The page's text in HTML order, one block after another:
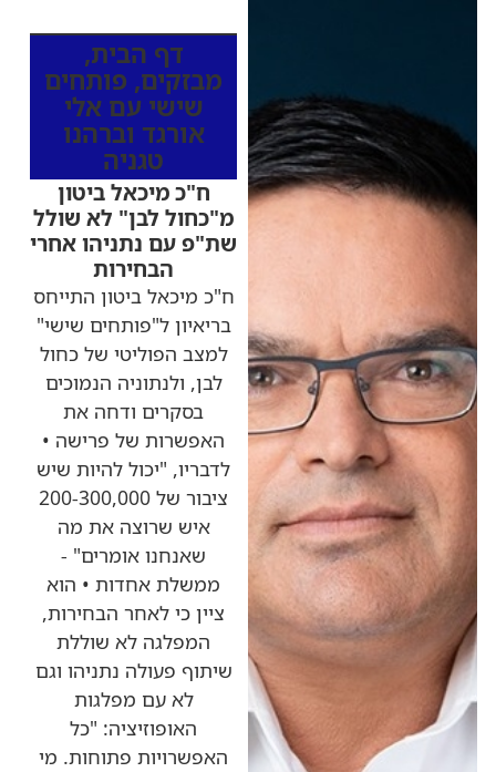
דף הבית,
מבזקים, פותחים
שישי עם אלי
אורגד וברהנו
טגניה
ח"כ מיכאל ביטון
מ"כחול לבן" לא שולל
שת"פ עם נתניהו אחרי
הבחירות
ח"כ מיכאל ביטון התייחס
בריאיון ל"פותחים שישי"
למצב הפוליטי של כחול
לבן, ולנתוניה הנמוכים
בסקרים ודחה את
האפשרות של פרישה •
לדבריו, "יכול להיות שיש
ציבור של 200-300,000
איש שרוצה את מה
שאנחנו אומרים" -
ממשלת אחדות • הוא
ציין כי לאחר הבחירות,
המפלגה לא שוללת
שיתוף פעולה נתניהו וגם
לא עם מפלגות
האופוזיציה: "כל
האפשרויות פתוחות. מי